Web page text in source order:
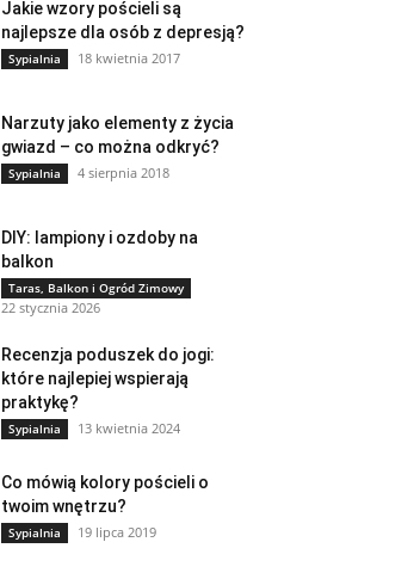
Jakie wzory pościeli są
najlepsze dla osób z depresją?
Sypialnia 18 kwietnia 2017
Narzuty jako elementy z życia
gwiazd – co można odkryć?
Sypialnia 4 sierpnia 2018
DIY: lampiony i ozdoby na
balkon
Taras, Balkon i Ogród Zimowy
22 stycznia 2026
Recenzja poduszek do jogi:
które najlepiej wspierają
praktykę?
Sypialnia 13 kwietnia 2024
Co mówią kolory pościeli o
twoim wnętrzu?
Sypialnia 19 lipca 2019